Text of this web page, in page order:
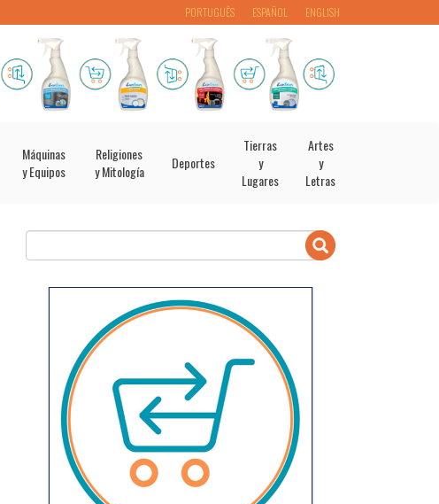
PORTUGUÊS ESPAÑOL ENGLISH
Máquinas
y Equipos
Religiones
y Mitología
Deportes
Tierras
y
Lugares
Artes
y
Letras